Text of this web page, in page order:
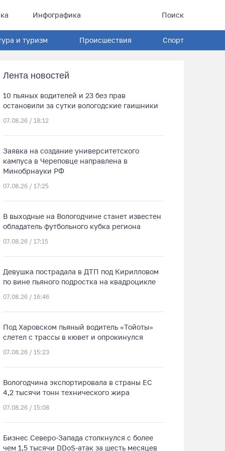
Инфографика Поиск
и туризм Происшествия Спорт
Лента новостей
10 пьяных водителей и 23 без прав
остановили за сутки вологодские гаишники
07.08.26 / 18:12
Заявка на создание университетского
кампуса в Череповце направлена в
Минобрнауки РФ
07.08.26 / 17:25
В выходные на Вологодчине станет известен
обладатель футбольного кубка региона
07.08.26 / 17:15
Девушка пострадала в ДТП под Кирилловом
по вине пьяного подростка на квадроцикле
07.08.26 / 16:46
Под Харовском пьяный водитель «Тойоты»
слетел с трассы в кювет и опрокинулся
07.08.26 / 15:23
Вологодчина экспортировала в страны ЕС
4,2 тысячи тонн технического жира
07.08.26 / 15:08
Бизнес Северо-Запада столкнулся с более
чем 1,5 тысячи DDoS-атак за шесть месяцев